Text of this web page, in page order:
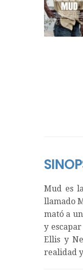
Mud es
llamado
mató a
y
Ellis y
realidad